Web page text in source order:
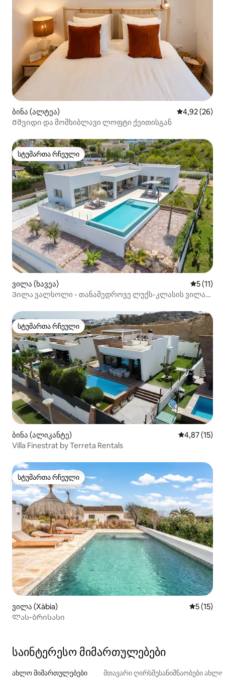
ბინა (ალტეა) საშუალო
4,92 (26)
Მშვიდი და მომხიბლავი ლოფტი ქეითისგან
სტუმართა რჩეული
სტუმართა რჩეული
ვილა (ხავეა) საშუალო
5 (11)
Ვილა ვალსოლი - თანამედროვე ლუქს-კლასის ვილა
სტუმართა რჩეული
სტუმართა რჩეული
ბინა (ალიკანტე) საშუალო
4,87 (15)
Villa Finestrat by Terreta Rentals
სტუმართა რჩეული
სტუმართა რჩეული
ვილა (Xàbia) საშუალო
5 (15)
Ლას-ბრისასი
საინტერესო მიმართულებები
ახლო მიმართულებები მთავარი ღირსშესანიშნაობები